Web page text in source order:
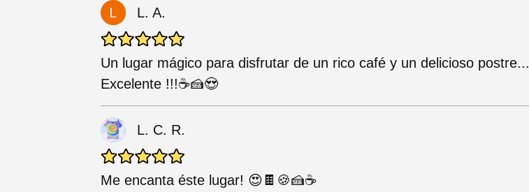
L. A.
Un lugar mágico para disfrutar de un rico café y un delicioso postre...
Excelente !!!☕🍰😍
L. C. R.
Me encanta éste lugar! 😍🍫🍪🍰☕